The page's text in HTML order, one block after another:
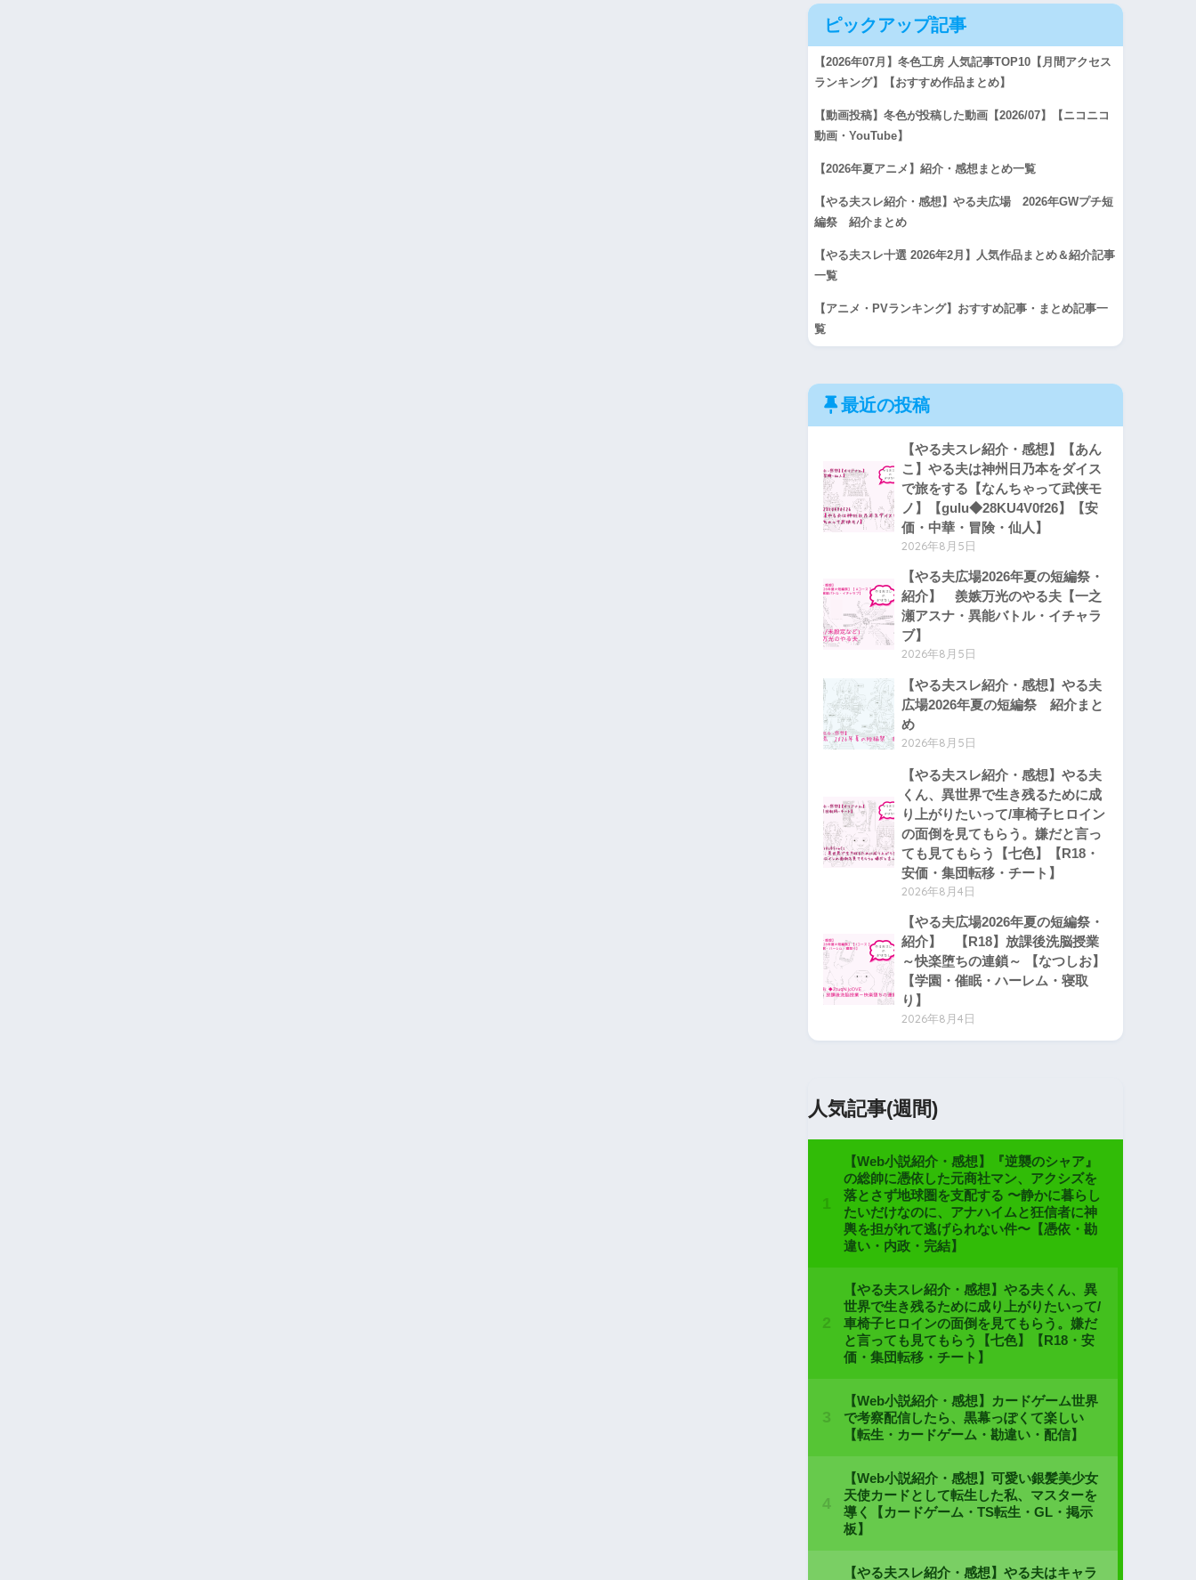
ピックアップ記事
【2026年07月】冬色工房 人気記事TOP10【月間アクセス
ランキング】【おすすめ作品まとめ】
【動画投稿】冬色が投稿した動画【2026/07】【ニコニコ
動画・YouTube】
【2026年夏アニメ】紹介・感想まとめ一覧
【やる夫スレ紹介・感想】やる夫広場 2026年GWプチ短
編祭 紹介まとめ
【やる夫スレ十選 2026年2月】人気作品まとめ＆紹介記事
一覧
【アニメ・PVランキング】おすすめ記事・まとめ記事一
覧
最近の投稿
【やる夫スレ紹介・感想】【あん
こ】やる夫は神州日乃本をダイス
で旅をする【なんちゃって武侠モ
ノ】【gulu◆28KU4V0f26】【安
価・中華・冒険・仙人】
2026年8月5日
【やる夫広場2026年夏の短編祭・
紹介】 羨嫉万光のやる夫【一之
瀬アスナ・異能バトル・イチャラ
ブ】
2026年8月5日
【やる夫スレ紹介・感想】やる夫
広場2026年夏の短編祭 紹介まと
め
2026年8月5日
【やる夫スレ紹介・感想】やる夫
くん、異世界で生き残るために成
り上がりたいって/車椅子ヒロイン
の面倒を見てもらう。嫌だと言っ
ても見てもらう【七色】【R18・
安価・集団転移・チート】
2026年8月4日
【やる夫広場2026年夏の短編祭・
紹介】 【R18】放課後洗脳授業
～快楽堕ちの連鎖～ 【なつしお】
【学園・催眠・ハーレム・寝取
り】
2026年8月4日
人気記事(週間)